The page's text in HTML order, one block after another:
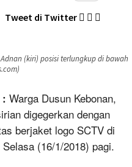
Tweet di Twitter
Adnan (kiri) posisi terlungkup di bawah
: Warga Dusun Kebonan,
digegerkan dengan
berjaket logo SCTV di
(16/1/2018) pagi.